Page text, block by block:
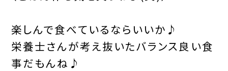
楽しんで食べているならいいか♪
栄養士さんが考え抜いたバランス良い食
事だもんね♪